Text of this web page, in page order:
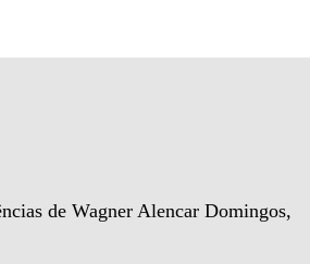
de Wagner Alencar Domingos,